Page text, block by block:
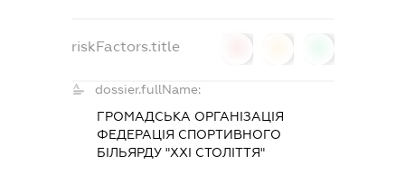
riskFactors.title
dossier.fullName:
ГРОМАДСЬКА ОРГАНІЗАЦІЯ
ФЕДЕРАЦІЯ СПОРТИВНОГО
БІЛЬЯРДУ "ХХІ СТОЛІТТЯ"